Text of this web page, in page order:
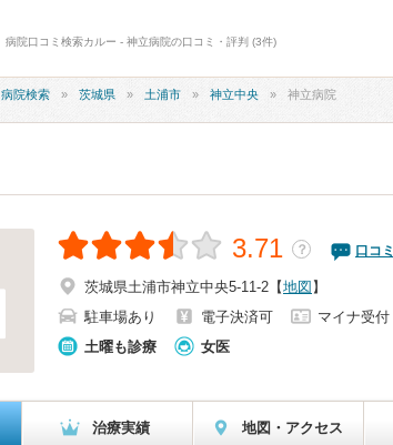
病院口コミ検索カルー - 神立病院の口コミ・評判 (3件)
病院検索 茨城県 土浦市 神立中央 神立病院
3.71 ？ 口コミ
茨城県土浦市神立中央5-11-2 【地図 】
駐車場あり
電子決済可 マイナ受付
土曜も診療
女医
治療実績 地図・アクセス